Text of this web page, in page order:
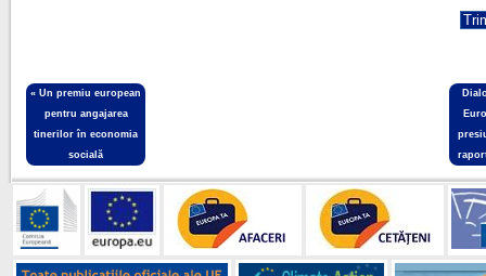
«Un premiu european
pentru angajarea
tinerilor în economia
socială